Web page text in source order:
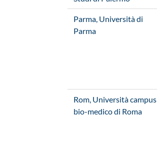
Parma, Università di
Parma
Rom, Università campus
bio-medico di Roma